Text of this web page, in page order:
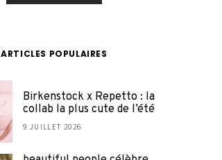
ARTICLES POPULAIRES
Birkenstock x Repetto : la
collab la plus cute de l’été
9 JUILLET 2026